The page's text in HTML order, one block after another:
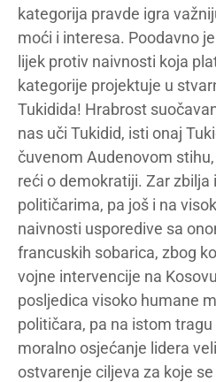
kategorija pravde igra
moći i interesa. Poodavno
lijek protiv naivnosti koja
kategorije projektuje u
Tukidida! Hrabrost
nas uči Tukidid, isti onaj
čuvenom Audenovom
reći o demokratiji. Zar
političarima, pa još i na
naivnosti usporedive sa
francuskih sobarica, zbog
vojne intervencije na
posljedica visoko humane
političara, pa na istom
moralno osjećanje lidera
ostvarenje ciljeva za koje